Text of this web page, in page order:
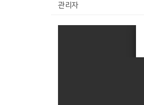
관리자